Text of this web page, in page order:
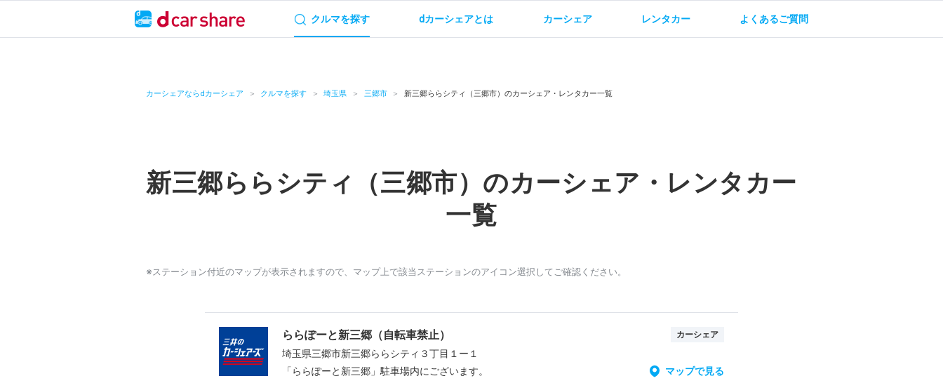
クルマを探す dカーシェアとは カーシェア レンタカー よくあるご質問
カーシェアならdカーシェア クルマを探す 埼玉県 三郷市 新三郷ららシティ（三郷市）のカーシェア・レンタカー一覧
新三郷ららシティ（三郷市）のカーシェア・レンタカー
一覧
※ステーション付近のマップが表示されますので、マップ上で該当ステーションのアイコン選択してご確認ください。
ららぽーと新三郷（自転車禁止） カーシェア
埼玉県三郷市新三郷ららシティ３丁目１ー１
「ららぽーと新三郷」駐車場内にございます。
マップで見る
よくあるご質問・お問い合わせ